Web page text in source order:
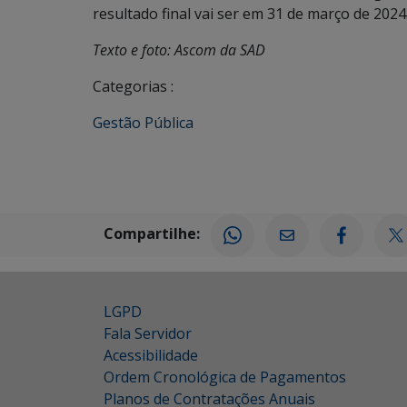
resultado final vai ser em 31 de março de
Texto e foto: Ascom da SAD
Categorias :
Gestão Pública
Compartilhe:
LGPD
Fala Servidor
Acessibilidade
Ordem Cronológica de Pagamentos
Planos de Contratações Anuais